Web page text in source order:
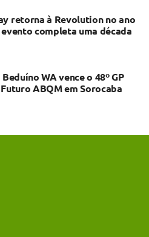
retorna à Revolution no ano
completa uma década
WA vence o 48º GP
ABQM em Sorocaba